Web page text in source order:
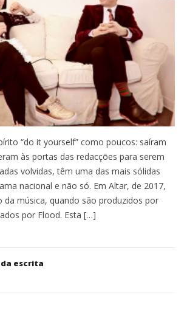
“do it yourself” como poucos: saíram
às portas das redacções para serem
volvidas, têm uma das mais sólidas
nacional e não só. Em Altar, de 2017,
da música, quando são produzidos por
por Flood. Esta […]
escrita